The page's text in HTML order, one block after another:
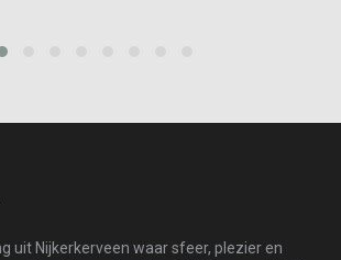
uit Nijkerkerveen waar sfeer, plezier en